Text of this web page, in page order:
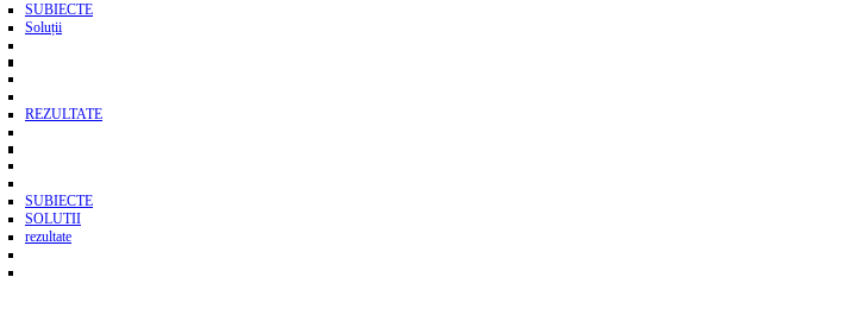
SUBIECTE
Soluții
REZULTATE
SUBIECTE
SOLUTII
rezultate